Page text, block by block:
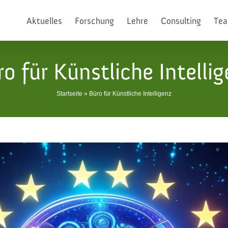
Aktuelles Forschung Lehre Consulting
für Künstliche
Startseite » Büro für Künstliche Intelligenz